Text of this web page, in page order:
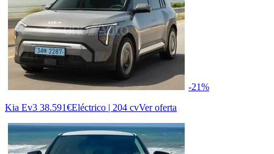
-21%
Kia Ev3 38.591€Eléctrico | 204 cvVer oferta